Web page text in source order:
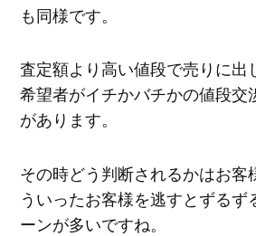
も同様です。
査定額より高い値段で売りに出
希望者がイチかバチかの値段交
があります。
その時どう判断されるかはお客
ういったお客様を逃すとずるず
ーンが多いですね。